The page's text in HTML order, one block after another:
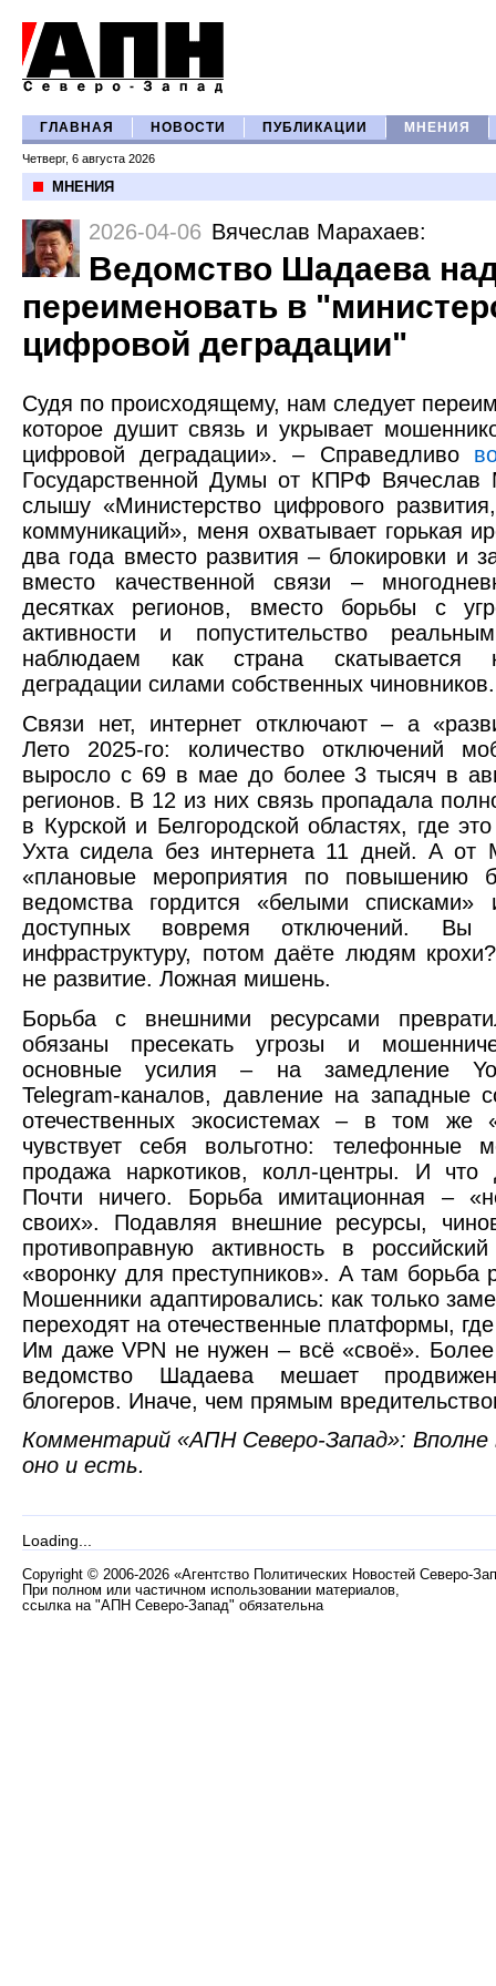
ГЛАВНАЯ НОВОСТИ ПУБЛИКАЦИИ МНЕНИЯ
Четверг, 6 августа 2026
МНЕНИЯ
2026-04-06 Вячеслав Марахаев:
Ведомство Шадаева
переименовать в
цифровой деградации"
Судя по происходящему, нам следует
которое душит связь и укрывает
цифровой деградации». – Справедливо
Государственной Думы от КПРФ Вячеслав
слышу «Министерство цифрового
коммуникаций», меня охватывает горькая
два года вместо развития – блокировки и
вместо качественной связи –
десятках регионов, вместо борьбы с
активности и попустительство
наблюдаем как страна скатывается к
деградации силами собственных чиновников.
Связи нет, интернет отключают – а
Лето 2025-го: количество отключений
выросло с 69 в мае до более 3 тысяч в
регионов. В 12 из них связь пропадала
в Курской и Белгородской областях, где
Ухта сидела без интернета 11 дней. А
«плановые мероприятия по повышению
ведомства гордится «белыми списками»
доступных вовремя отключений. Вы
инфраструктуру, потом даёте людям
не развитие. Ложная мишень.
Борьба с внешними ресурсами
обязаны пресекать угрозы и
основные усилия – на замедление
Telegram-каналов, давление на западные
отечественных экосистемах – в том
чувствует себя вольготно: телефонные
продажа наркотиков, колл-центры. И
Почти ничего. Борьба имитационная –
своих». Подавляя внешние ресурсы,
противоправную активность в
«воронку для преступников». А там борьба
Мошенники адаптировались: как только
переходят на отечественные платформы, где
Им даже VPN не нужен – всё «своё». Более
ведомство Шадаева мешает
блогеров. Иначе, чем прямым
Комментарий «АПН Северо-Запад»: Вполне
оно и есть.
Loading...
Copyright © 2006-2026 «Агентство Политических Новостей Северо-
При полном или частичном использовании материалов,
ссылка на "АПН Северо-Запад" обязательна